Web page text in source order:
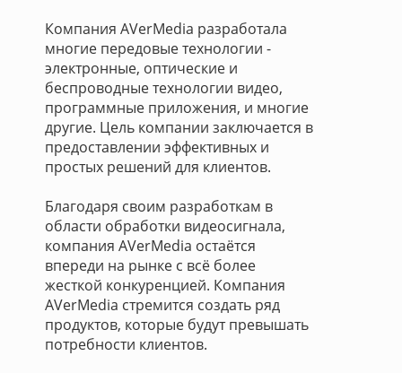
Компания AVerMedia разработала
многие передовые технологии -
электронные, оптические и
беспроводные технологии видео,
программные приложения, и многие
другие. Цель компании заключается в
предоставлении эффективных и
простых решений для клиентов.
Благодаря своим разработкам в
области обработки видеосигнала,
компания AVerMedia остаётся
впереди на рынке с всё более
жесткой конкуренцией. Компания
AVerMedia стремится создать ряд
продуктов, которые будут превышать
потребности клиентов.